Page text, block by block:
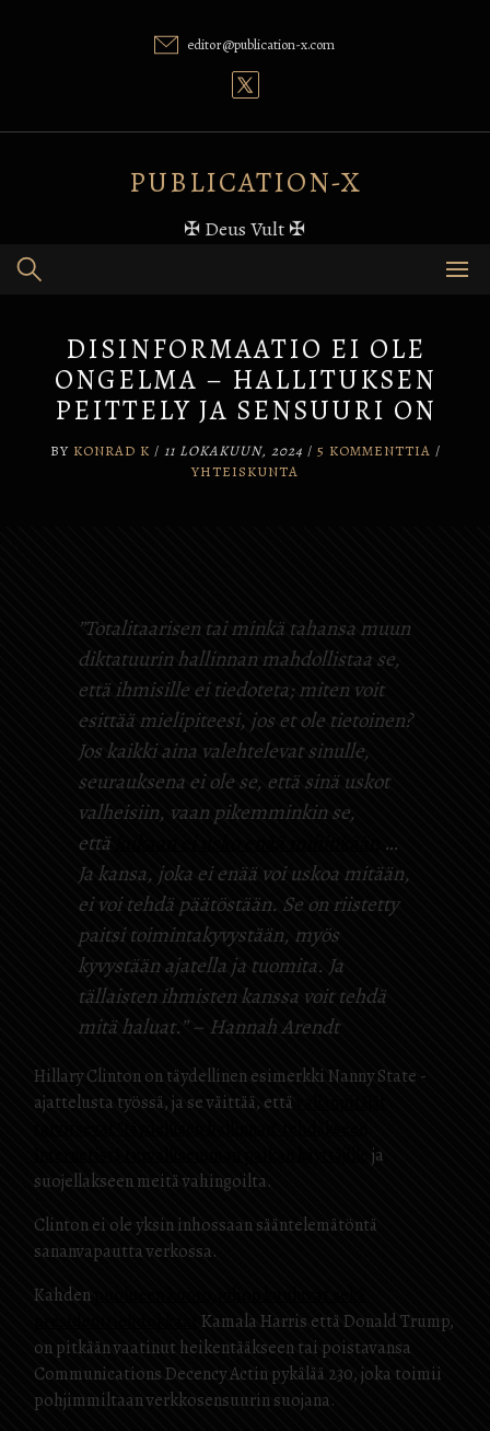
editor@publication-x.com
PUBLICATION-X
✠ Deus Vult ✠
DISINFORMAATIO EI OLE
ONGELMA – HALLITUKSEN
PEITTELY JA SENSUURI ON
BY KONRAD K / 11 LOKAKUUN, 2024 / 5 KOMMENTTIA /
YHTEISKUNTA
”Totalitaarisen tai minkä tahansa muun
diktatuurin hallinnan mahdollistaa se,
että ihmisille ei tiedoteta; miten voit
esittää mielipiteesi, jos et ole tietoinen?
Jos kaikki aina valehtelevat sinulle,
seurauksena ei ole se, että sinä uskot
valheisiin, vaan pikemminkin se,
että
…
Ja kansa, joka ei enää voi uskoa mitään,
ei voi tehdä päätöstään. Se on riistetty
paitsi toimintakyvystään, myös
kyvystään ajatella ja tuomita. Ja
tällaisten ihmisten kanssa voit tehdä
mitä haluat.” – Hannah Arendt
Hillary Clinton on täydellinen esimerkki Nanny State -
ajattelusta työssä, ja se väittää, että
ja
suojellakseen meitä vahingoilta.
Clinton ei ole yksin inhossaan sääntelemätöntä
sananvapautta verkossa.
Kahden
Kamala Harris että Donald Trump,
on pitkään vaatinut heikentääkseen tai poistavansa
Communications Decency Actin pykälää 230, joka toimii
pohjimmiltaan verkkosensuurin suojana.